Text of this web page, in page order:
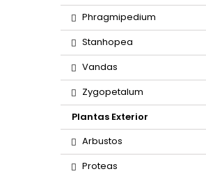
Phragmipedium
Stanhopea
Vandas
Zygopetalum
Plantas Exterior
Arbustos
Proteas